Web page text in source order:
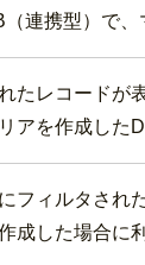
連携型）で
たレコードが
アを作成した
フィルタされ
成した場合に